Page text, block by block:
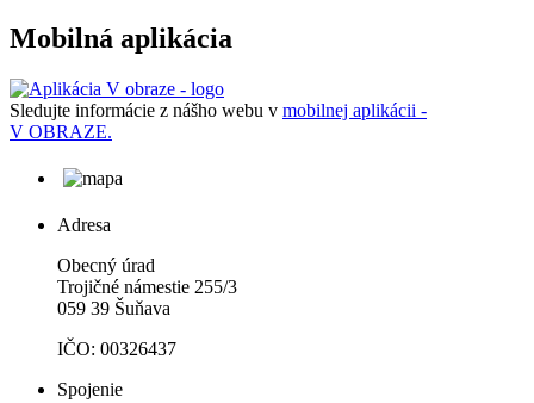
Mobilná aplikácia
Sledujte informácie z nášho webu v mobilnej aplikácii -
V OBRAZE.
Adresa
Obecný úrad
Trojičné námestie 255/3
059 39 Šuňava
IČO: 00326437
Spojenie